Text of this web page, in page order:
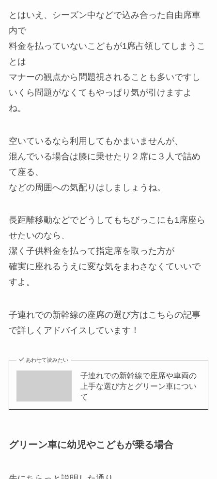
とはいえ、シーズン中などで込み合った自由席車
内で
料金を払っていないこどもが1席占領してしまうこ
とは
マナーの観点から問題視されることも多いですし
いくら問題がなくてもやっぱり気が引けますよ
ね。
空いているなら利用してもかまいませんが、
混んでいる場合は膝に乗せたり２席に３人で詰め
て座る、
などの周囲への気配りはしましょうね。
長距離移動などでどうしてもちびっこにも1席座ら
せたいのなら、
潔く子供料金を払って指定席を取った方が
確実に座れるうえに変な気をまわさなくていいで
すよ。
子連れでの新幹線の座席の選び方はこちらの記事
で詳しくアドバイスしています！
あわせて読みたい
子連れでの新幹線で座席や車両の
上手な選び方とグリーン車につい
て
グリーン車に幼児やこどもが乗る場合